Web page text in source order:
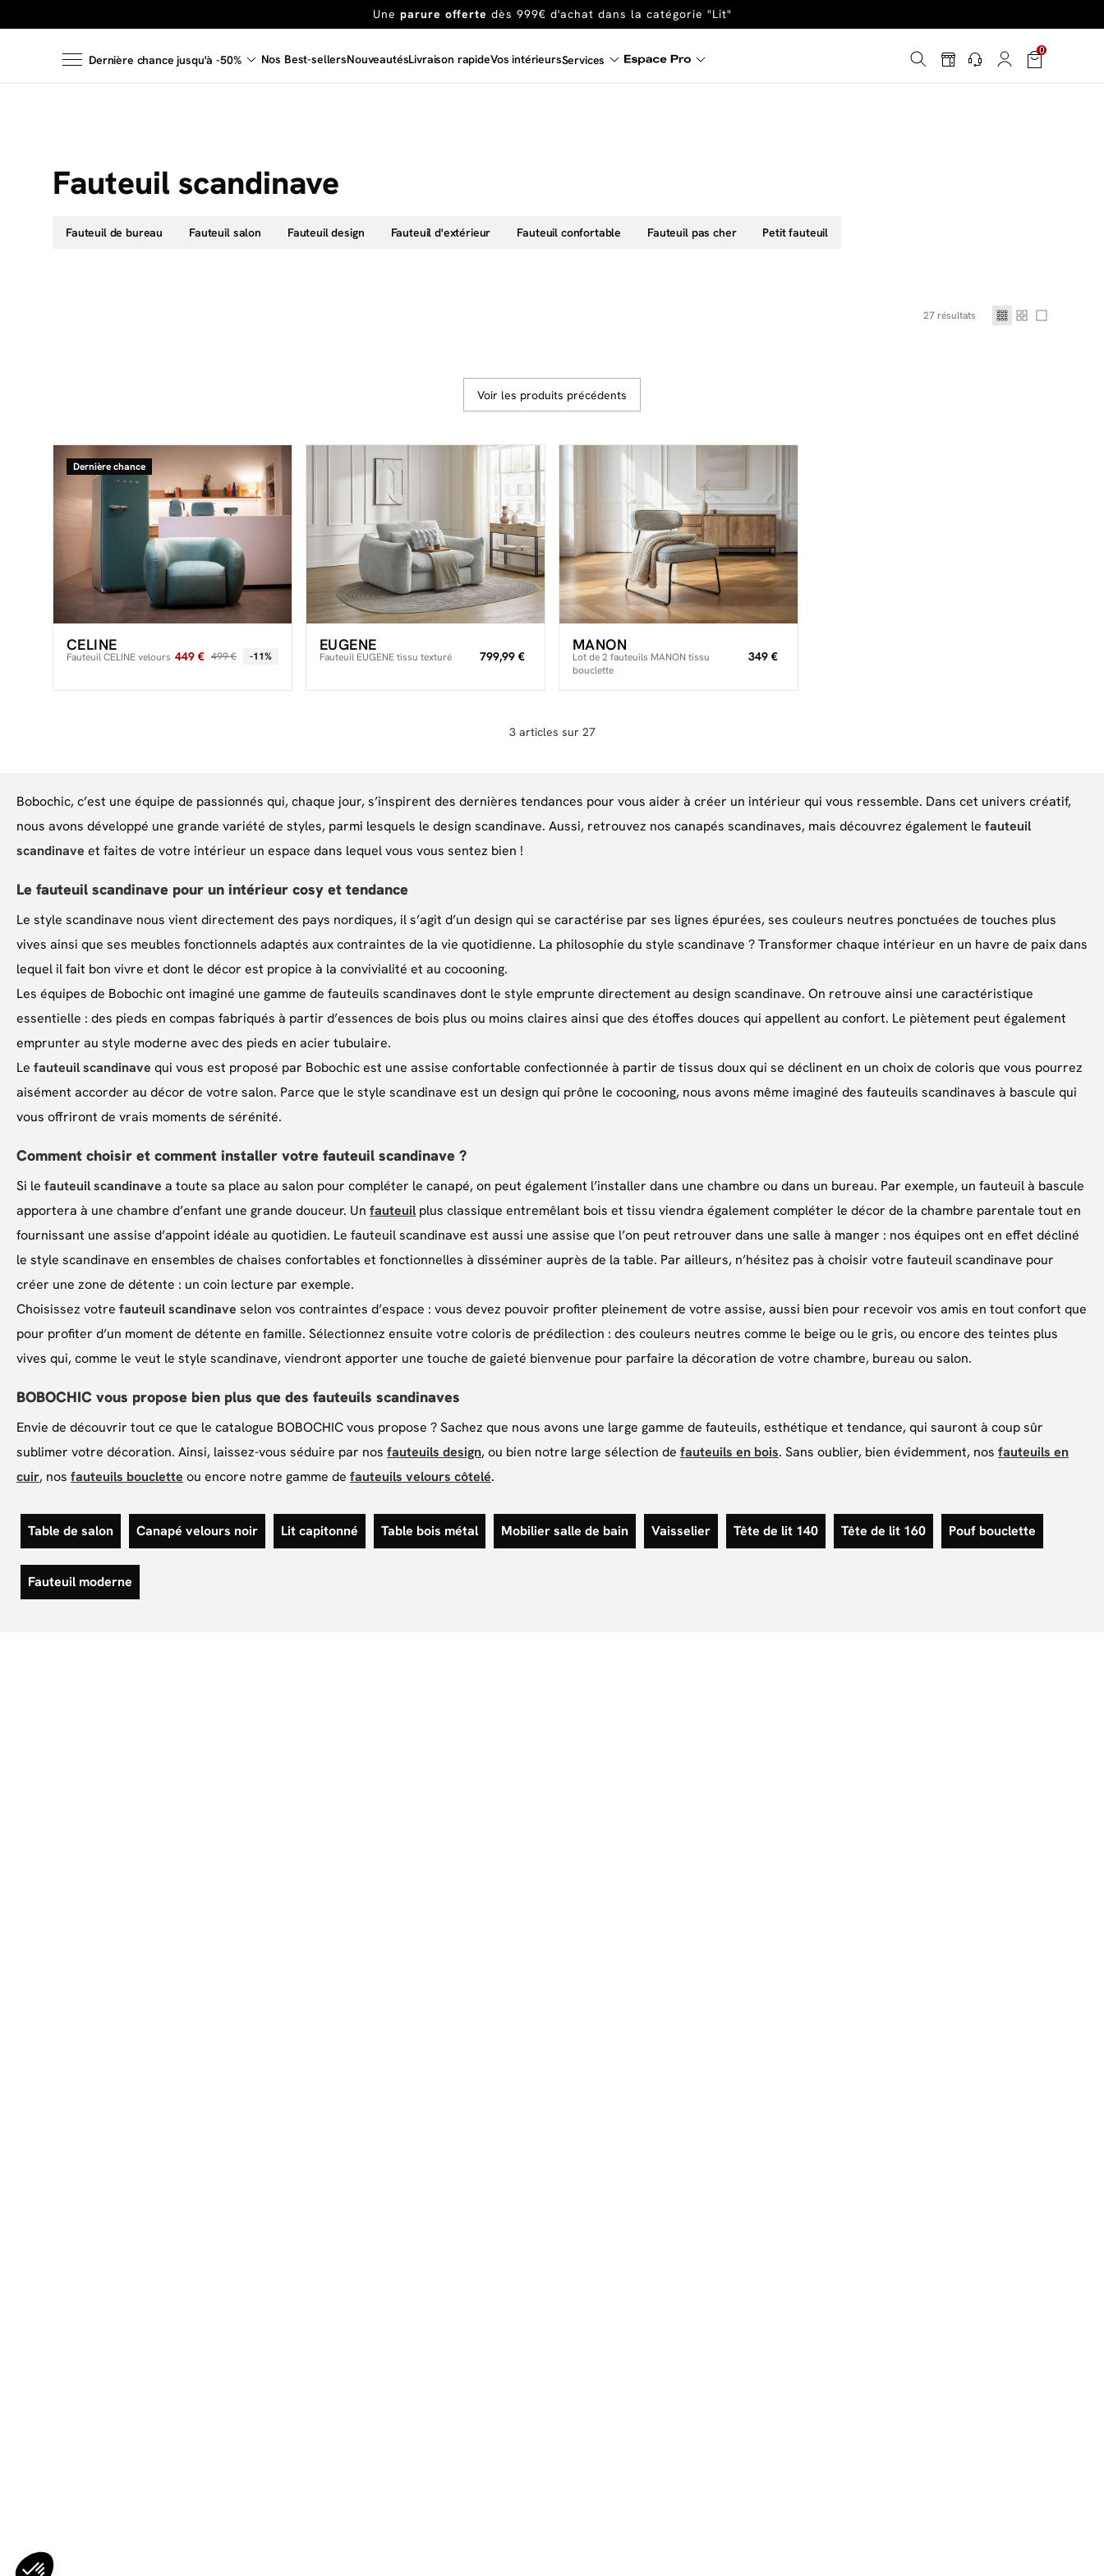
Une parure offerte dès 999€ d'achat dans la catégorie "Lit"
Dernière chance jusqu'à -50% Nos Best-sellersNouveautésLivraison rapideVos intérieursServices
0
Fauteuil scandinave
Fauteuil de bureau Fauteuil salon Fauteuil design Fauteuil d'extérieur Fauteuil confortable Fauteuil pas cher Petit fauteuil
27 résultats
Voir les produits précédents
Dernière chance
CELINE
Fauteuil CELINE velours 449 € 499 € -11%
EUGENE
Fauteuil EUGENE tissu texturé 799,99 €
MANON
Lot de 2 fauteuils MANON tissu
bouclette
349 €
3 articles sur 27
Bobochic, c’est une équipe de passionnés qui, chaque jour, s’inspirent des dernières tendances pour vous aider à créer un intérieur qui vous ressemble. Dans cet univers créatif,
nous avons développé une grande variété de styles, parmi lesquels le design scandinave. Aussi, retrouvez nos canapés scandinaves, mais découvrez également le fauteuil
scandinave et faites de votre intérieur un espace dans lequel vous vous sentez bien !
Le fauteuil scandinave pour un intérieur cosy et tendance
Le style scandinave nous vient directement des pays nordiques, il s’agit d’un design qui se caractérise par ses lignes épurées, ses couleurs neutres ponctuées de touches plus
vives ainsi que ses meubles fonctionnels adaptés aux contraintes de la vie quotidienne. La philosophie du style scandinave ? Transformer chaque intérieur en un havre de paix dans
lequel il fait bon vivre et dont le décor est propice à la convivialité et au cocooning.
Les équipes de Bobochic ont imaginé une gamme de fauteuils scandinaves dont le style emprunte directement au design scandinave. On retrouve ainsi une caractéristique
essentielle : des pieds en compas fabriqués à partir d’essences de bois plus ou moins claires ainsi que des étoffes douces qui appellent au confort. Le piètement peut également
emprunter au style moderne avec des pieds en acier tubulaire.
Le fauteuil scandinave qui vous est proposé par Bobochic est une assise confortable confectionnée à partir de tissus doux qui se déclinent en un choix de coloris que vous pourrez
aisément accorder au décor de votre salon. Parce que le style scandinave est un design qui prône le cocooning, nous avons même imaginé des fauteuils scandinaves à bascule qui
vous offriront de vrais moments de sérénité.
Comment choisir et comment installer votre fauteuil scandinave ?
Si le fauteuil scandinave a toute sa place au salon pour compléter le canapé, on peut également l’installer dans une chambre ou dans un bureau. Par exemple, un fauteuil à bascule
apportera à une chambre d’enfant une grande douceur. Un fauteuil plus classique entremêlant bois et tissu viendra également compléter le décor de la chambre parentale tout en
fournissant une assise d’appoint idéale au quotidien. Le fauteuil scandinave est aussi une assise que l’on peut retrouver dans une salle à manger : nos équipes ont en effet décliné
le style scandinave en ensembles de chaises confortables et fonctionnelles à disséminer auprès de la table. Par ailleurs, n’hésitez pas à choisir votre fauteuil scandinave pour
créer une zone de détente : un coin lecture par exemple.
Choisissez votre fauteuil scandinave selon vos contraintes d’espace : vous devez pouvoir profiter pleinement de votre assise, aussi bien pour recevoir vos amis en tout confort que
pour profiter d’un moment de détente en famille. Sélectionnez ensuite votre coloris de prédilection : des couleurs neutres comme le beige ou le gris, ou encore des teintes plus
vives qui, comme le veut le style scandinave, viendront apporter une touche de gaieté bienvenue pour parfaire la décoration de votre chambre, bureau ou salon.
BOBOCHIC vous propose bien plus que des fauteuils scandinaves
Envie de découvrir tout ce que le catalogue BOBOCHIC vous propose ? Sachez que nous avons une large gamme de fauteuils, esthétique et tendance, qui sauront à coup sûr
sublimer votre décoration. Ainsi, laissez-vous séduire par nos fauteuils design, ou bien notre large sélection de fauteuils en bois. Sans oublier, bien évidemment, nos fauteuils en
cuir, nos fauteuils bouclette ou encore notre gamme de fauteuils velours côtelé.
Table de salon Canapé velours noir Lit capitonné Table bois métal Mobilier salle de bain Vaisselier Tête de lit 140 Tête de lit 160 Pouf bouclette
Fauteuil moderne